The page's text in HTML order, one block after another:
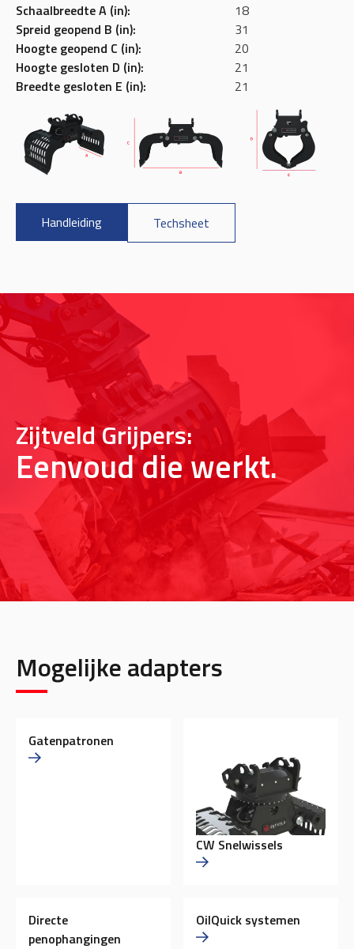
Schaalbreedte A (in):
Spreid geopend B (in):
Hoogte geopend C (in):
Hoogte gesloten D (in):
Breedte gesloten E (in):
18
31
20
21
21
Handleiding Techsheet
Zijtveld Grijpers:
Eenvoud die werkt.
Mogelijke adapters
Gatenpatronen
CW Snelwissels
Directe
penophangingen
OilQuick systemen